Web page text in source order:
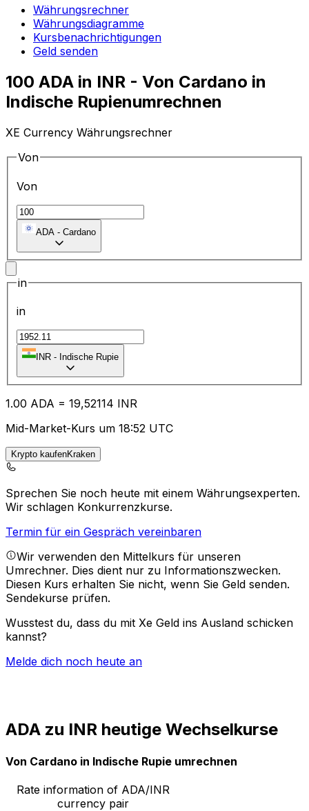
Währungsrechner
Währungsdiagramme
Kursbenachrichtigungen
Geld senden
100 ADA in INR - Von Cardano in
Indische Rupienumrechnen
XE Currency Währungsrechner
Von
Von
ADA - Cardano
in
in
INR - Indische Rupie
1.00 ADA = 19,52114 INR
Mid-Market-Kurs um 18:52 UTC
Krypto kaufenKraken
Sprechen Sie noch heute mit einem Währungsexperten.
Wir schlagen Konkurrenzkurse.
Termin für ein Gespräch vereinbaren
Wir verwenden den Mittelkurs für unseren
Umrechner. Dies dient nur zu Informationszwecken.
Diesen Kurs erhalten Sie nicht, wenn Sie Geld senden.
Sendekurse prüfen.
Wusstest du, dass du mit Xe Geld ins Ausland schicken
kannst?
Melde dich noch heute an
ADA zu INR heutige Wechselkurse
Von Cardano in Indische Rupie umrechnen
Rate information of ADA/INR
currency pair